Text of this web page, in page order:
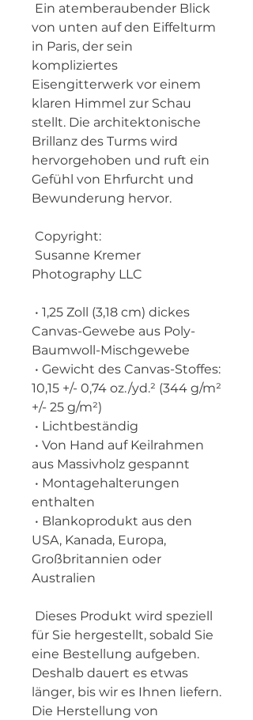
von unten auf den Eiffelturm
in Paris, der sein
kompliziertes
Eisengitterwerk vor einem
klaren Himmel zur Schau
stellt. Die architektonische
Brillanz des Turms wird
hervorgehoben und ruft ein
Gefühl von Ehrfurcht und
Bewunderung hervor.
Copyright:
Photography LLC
Canvas-Gewebe aus Poly-
Baumwoll-Mischgewebe
10,15 +/- 0,74 oz./yd.² (344 g/m²
+/- 25 g/m²)
• Lichtbeständig
aus Massivholz gespannt
enthalten
USA, Kanada, Europa,
Großbritannien oder
Australien
für Sie hergestellt, sobald Sie
eine Bestellung aufgeben.
Deshalb dauert es etwas
länger, bis wir es Ihnen liefern.
Die Herstellung von